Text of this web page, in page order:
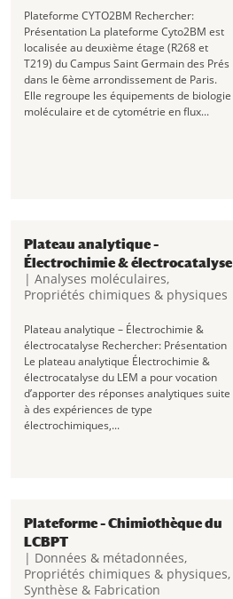
Plateforme CYTO2BM Rechercher:
Présentation La plateforme Cyto2BM est
localisée au deuxième étage (R268 et
T219) du Campus Saint Germain des Prés
dans le 6ème arrondissement de Paris.
Elle regroupe les équipements de biologie
moléculaire et de cytométrie en flux...
Plateau analytique –
Électrochimie & électrocatalyse
| Analyses moléculaires,
Propriétés chimiques & physiques
Plateau analytique – Électrochimie &
électrocatalyse Rechercher: Présentation
Le plateau analytique Électrochimie &
électrocatalyse du LEM a pour vocation
d’apporter des réponses analytiques suite
à des expériences de type
électrochimiques,...
Plateforme – Chimiothèque du
LCBPT
| Données & métadonnées,
Propriétés chimiques & physiques,
Synthèse & Fabrication